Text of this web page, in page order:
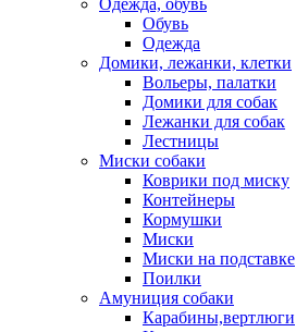
Одежда, обувь
Обувь
Одежда
Домики, лежанки, клетки
Вольеры, палатки
Домики для собак
Лежанки для собак
Лестницы
Миски собаки
Коврики под миску
Контейнеры
Кормушки
Миски
Миски на подставке
Поилки
Амуниция собаки
Карабины,вертлюги